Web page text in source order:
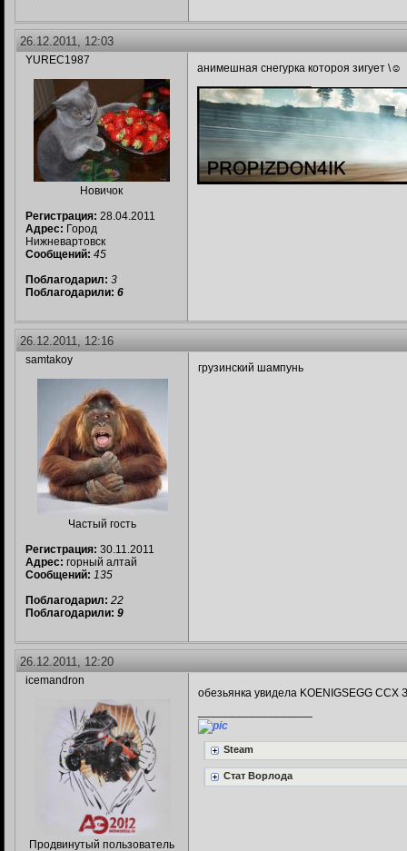
26.12.2011, 12:03
YUREC1987
Новичок
Регистрация: 28.04.2011
Адрес: Город
Нижневартовск
Сообщений: 45
Поблагодарил: 3
Поблагодарили: 6
анимешная снегурка котороя зигует \☺
26.12.2011, 12:16
samtakoy
Частый гость
Регистрация: 30.11.2011
Адрес: горный алтай
Сообщений: 135
Поблагодарил: 22
Поблагодарили: 9
грузинский шампунь
26.12.2011, 12:20
icemandron
Продвинутый пользователь
обезьянка увидела KOENIGSEGG CCX
Steam
Стат Ворлода